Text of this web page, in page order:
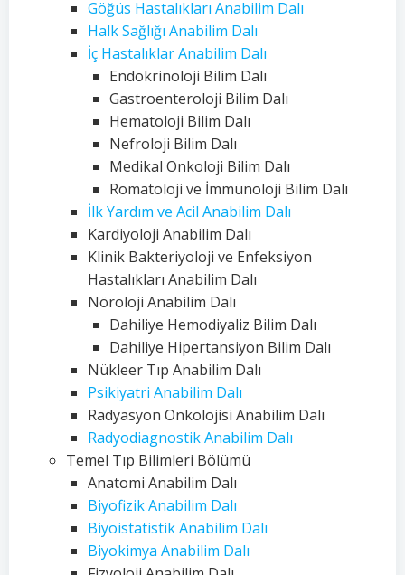
Göğüs Hastalıkları Anabilim Dalı
Halk Sağlığı Anabilim Dalı
İç Hastalıklar Anabilim Dalı
Endokrinoloji Bilim Dalı
Gastroenteroloji Bilim Dalı
Hematoloji Bilim Dalı
Nefroloji Bilim Dalı
Medikal Onkoloji Bilim Dalı
Romatoloji ve İmmünoloji Bilim Dalı
İlk Yardım ve Acil Anabilim Dalı
Kardiyoloji Anabilim Dalı
Klinik Bakteriyoloji ve Enfeksiyon
Hastalıkları Anabilim Dalı
Nöroloji Anabilim Dalı
Dahiliye Hemodiyaliz Bilim Dalı
Dahiliye Hipertansiyon Bilim Dalı
Nükleer Tıp Anabilim Dalı
Psikiyatri Anabilim Dalı
Radyasyon Onkolojisi Anabilim Dalı
Radyodiagnostik Anabilim Dalı
Temel Tıp Bilimleri Bölümü
Anatomi Anabilim Dalı
Biyofizik Anabilim Dalı
Biyoistatistik Anabilim Dalı
Biyokimya Anabilim Dalı